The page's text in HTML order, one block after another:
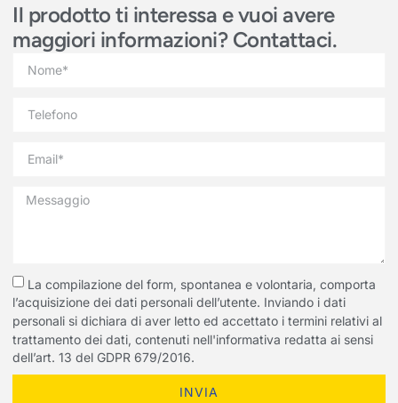
Il prodotto ti interessa e vuoi avere
maggiori informazioni? Contattaci.
La compilazione del form, spontanea e volontaria, comporta
l’acquisizione dei dati personali dell’utente. Inviando i dati
personali si dichiara di aver letto ed accettato i termini relativi al
trattamento dei dati, contenuti nell'informativa redatta ai sensi
dell’art. 13 del GDPR 679/2016.
INVIA